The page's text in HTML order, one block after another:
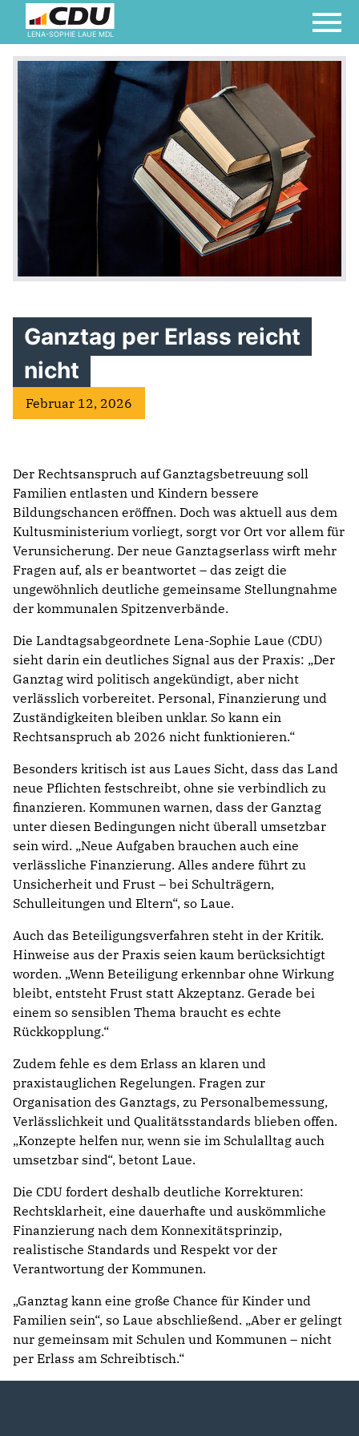
LENA-SOPHIE LAUE MDL
Ganztag per Erlass reicht
nicht
Februar 12, 2026
Der Rechtsanspruch auf Ganztagsbetreuung soll
Familien entlasten und Kindern bessere
Bildungschancen eröffnen. Doch was aktuell aus dem
Kultusministerium vorliegt, sorgt vor Ort vor allem für
Verunsicherung. Der neue Ganztagserlass wirft mehr
Fragen auf, als er beantwortet – das zeigt die
ungewöhnlich deutliche gemeinsame Stellungnahme
der kommunalen Spitzenverbände.
Die Landtagsabgeordnete Lena-Sophie Laue (CDU)
sieht darin ein deutliches Signal aus der Praxis: „Der
Ganztag wird politisch angekündigt, aber nicht
verlässlich vorbereitet. Personal, Finanzierung und
Zuständigkeiten bleiben unklar. So kann ein
Rechtsanspruch ab 2026 nicht funktionieren.“
Besonders kritisch ist aus Laues Sicht, dass das Land
neue Pflichten festschreibt, ohne sie verbindlich zu
finanzieren. Kommunen warnen, dass der Ganztag
unter diesen Bedingungen nicht überall umsetzbar
sein wird. „Neue Aufgaben brauchen auch eine
verlässliche Finanzierung. Alles andere führt zu
Unsicherheit und Frust – bei Schulträgern,
Schulleitungen und Eltern“, so Laue.
Auch das Beteiligungsverfahren steht in der Kritik.
Hinweise aus der Praxis seien kaum berücksichtigt
worden. „Wenn Beteiligung erkennbar ohne Wirkung
bleibt, entsteht Frust statt Akzeptanz. Gerade bei
einem so sensiblen Thema braucht es echte
Rückkopplung.“
Zudem fehle es dem Erlass an klaren und
praxistauglichen Regelungen. Fragen zur
Organisation des Ganztags, zu Personalbemessung,
Verlässlichkeit und Qualitätsstandards blieben offen.
„Konzepte helfen nur, wenn sie im Schulalltag auch
umsetzbar sind“, betont Laue.
Die CDU fordert deshalb deutliche Korrekturen:
Rechtsklarheit, eine dauerhafte und auskömmliche
Finanzierung nach dem Konnexitätsprinzip,
realistische Standards und Respekt vor der
Verantwortung der Kommunen.
„Ganztag kann eine große Chance für Kinder und
Familien sein“, so Laue abschließend. „Aber er gelingt
nur gemeinsam mit Schulen und Kommunen – nicht
per Erlass am Schreibtisch.“